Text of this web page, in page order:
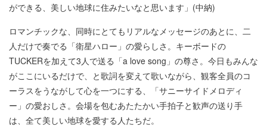
ができる、美しい地球に住みたいなと思います」(中納)
ロマンチックな、同時にとてもリアルなメッセージのあとに、二
人だけで奏でる「衛星ハロー」の愛らしさ。キーボードの
TUCKERを加えて3人で送る「a love song」の尊さ。今日もみんな
がここにいるだけで、と歌詞を変えて歌いながら、観客全員のコ
ーラスをうながして心を一つにする、「サニーサイドメロディ
ー」の愛おしさ。会場を包むあたたかい手拍子と歓声の送り手
は、全て美しい地球を愛する人たちだ。